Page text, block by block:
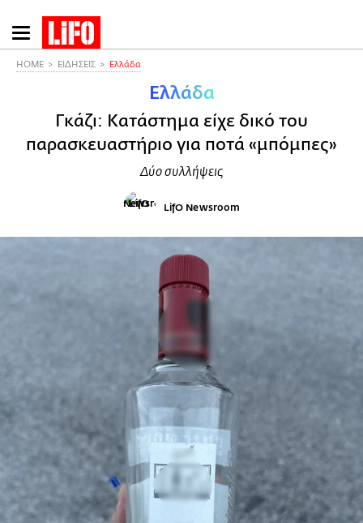
Παράκαμψη
προς
HOME ΕΙΔΗΣΕΙΣ Ελλάδα
Ελλάδα
Γκάζι: Κατάστημα είχε δικό του
παρασκευαστήριο για ποτά «μπόμπες»
Δύο συλλήψεις
LifO Newsroom